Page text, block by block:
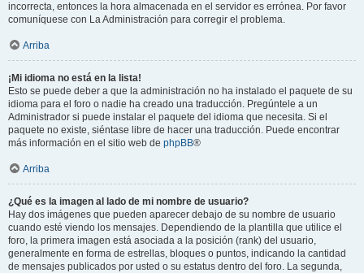
incorrecta, entonces la hora almacenada en el servidor es errónea. Por favor
comuníquese con La Administración para corregir el problema.
Arriba
¡Mi idioma no está en la lista!
Esto se puede deber a que la administración no ha instalado el paquete de su
idioma para el foro o nadie ha creado una traducción. Pregúntele a un
Administrador si puede instalar el paquete del idioma que necesita. Si el
paquete no existe, siéntase libre de hacer una traducción. Puede encontrar
más información en el sitio web de phpBB®
Arriba
¿Qué es la imagen al lado de mi nombre de usuario?
Hay dos imágenes que pueden aparecer debajo de su nombre de usuario
cuando esté viendo los mensajes. Dependiendo de la plantilla que utilice el
foro, la primera imagen está asociada a la posición (rank) del usuario,
generalmente en forma de estrellas, bloques o puntos, indicando la cantidad
de mensajes publicados por usted o su estatus dentro del foro. La segunda,